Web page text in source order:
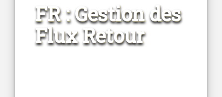
FR : Gestion des
Flux Retour